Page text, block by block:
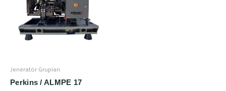
Jeneratör Grupları
Perkins / ALMPE 17